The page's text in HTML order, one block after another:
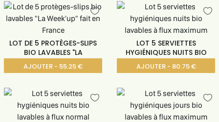
LOT DE 5 PROTÈGES-SLIPS
BIO LAVABLES "LA
AJOUTER - 55.25 €
LOT 5 SERVIETTES
HYGIÉNIQUES NUITS BIO
AJOUTER - 80.75 €